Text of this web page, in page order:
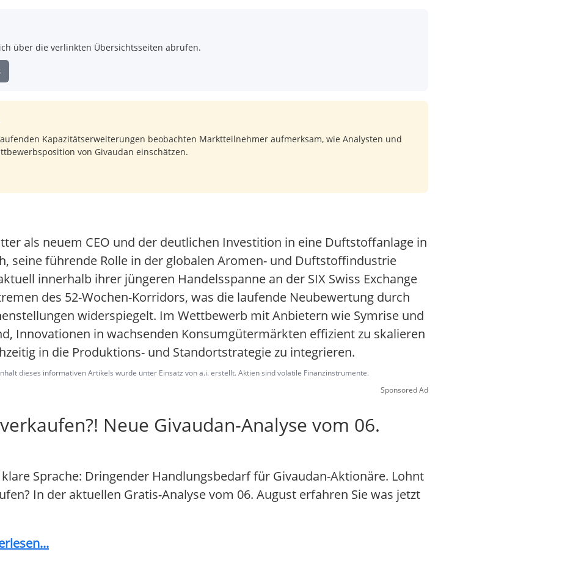
über die verlinkten Übersichtsseiten abrufen.
Kapazitätserweiterungen beobachten Marktteilnehmer aufmerksam, wie Analysten und
von Givaudan einschätzen.
als neuem CEO und der deutlichen Investition in eine Duftstoffanlage in
seine führende Rolle in der globalen Aromen- und Duftstoffindustrie
innerhalb ihrer jüngeren Handelsspanne an der SIX Swiss Exchange
des 52-Wochen-Korridors, was die laufende Neubewertung durch
widerspiegelt. Im Wettbewerb mit Anbietern wie Symrise und
Innovationen in wachsenden Konsumgütermärkten effizient zu skalieren
in die Produktions- und Standortstrategie zu integrieren.
dieses informativen Artikels wurde unter Einsatz von a.i. erstellt. Aktien sind volatile Finanzinstrumente.
Sponsored Ad
Neue Givaudan-Analyse vom 06.
Sprache: Dringender Handlungsbedarf für Givaudan-Aktionäre. Lohnt
In der aktuellen Gratis-Analyse vom 06. August erfahren Sie was jetzt